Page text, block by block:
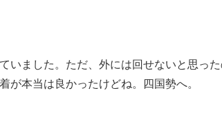
いました。ただ、外には回せないと思っ
が本当は良かったけどね。四国勢へ。